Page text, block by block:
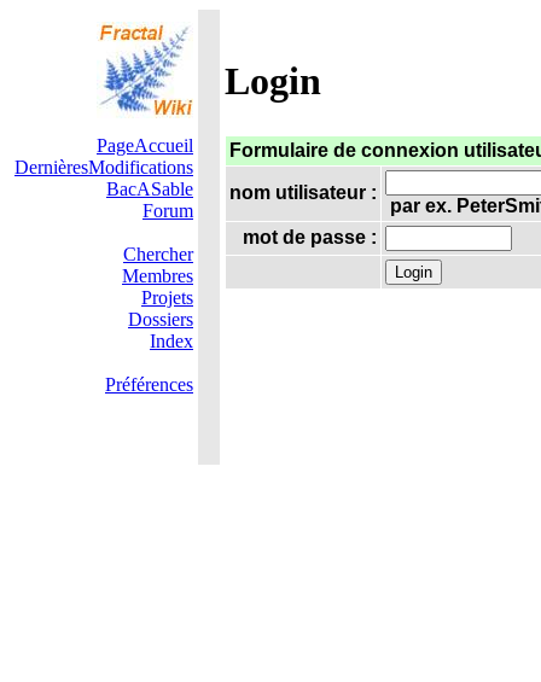
Login
PageAccueil
DernièresModifications
BacASable
Forum
Chercher
Membres
Projets
Dossiers
Index
Préférences
Formulaire de connexion
nom utilisateur :
par ex.
mot de passe :